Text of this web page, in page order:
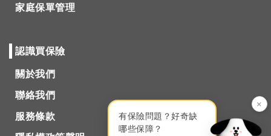
家庭保單管理
認識買保險
關於我們
聯絡我們
服務條款
×
有保險問題？好奇缺
哪些保障？